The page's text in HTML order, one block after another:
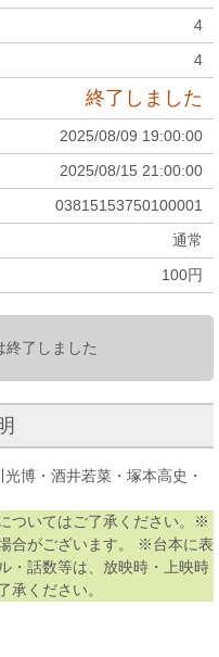
4
4
終了しました
2025/08/09 19:00:00
2025/08/15 21:00:00
03815153750100001
通常
100円
終了しました
博・酒井若菜・塚本高史・
ついてはご了承ください。※
合がございます。 ※台本に表
・話数等は、放映時・上映時
承ください。